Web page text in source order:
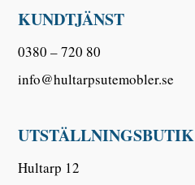
KUNDTJÄNST
0380 – 720 80
info@hultarpsutemobler.se
UTSTÄLLNINGSBUTIK
Hultarp 12